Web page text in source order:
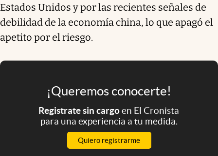
Estados Unidos y por las recientes señales de
debilidad de la economía china, lo que apagó el
apetito por el riesgo.
¡Queremos conocerte!
Registrate sin cargoen El Cronista
para una experiencia a tu medida.
Quiero registrarme